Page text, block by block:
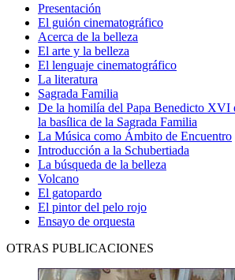
Presentación
El guión cinematográfico
Acerca de la belleza
El arte y la belleza
El lenguaje cinematográfico
La literatura
Sagrada Familia
De la homilía del Papa Benedicto XVI
la basílica de la Sagrada Familia
La Música como Ámbito de Encuentro
Introducción a la Schubertiada
La búsqueda de la belleza
Volcano
El gatopardo
El pintor del pelo rojo
Ensayo de orquesta
OTRAS PUBLICACIONES